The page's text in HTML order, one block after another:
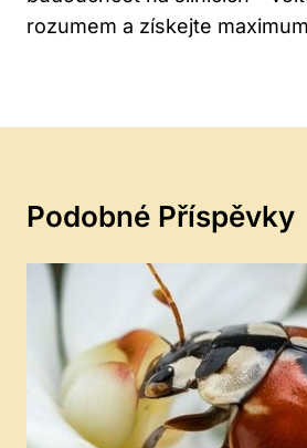
rozumem a získejte
Podobné Příspěvky